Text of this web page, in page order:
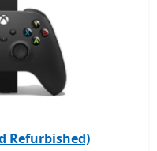
Refurbished)